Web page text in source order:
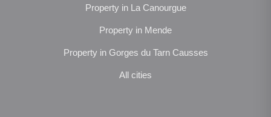
Property in La Canourgue
Property in Mende
Property in Gorges du Tarn Causses
All cities